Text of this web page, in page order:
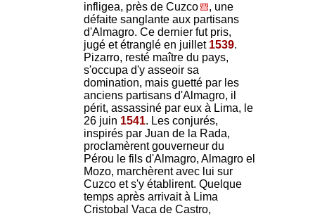
infligea, près de Cuzco
, une
défaite sanglante aux partisans
d'Almagro. Ce dernier fut pris,
jugé et étranglé en juillet 1539.
Pizarro, resté maître du pays,
s'occupa d'y asseoir sa
domination, mais guetté par les
anciens partisans d'Almagro, il
périt, assassiné par eux à Lima, le
26 juin 1541. Les conjurés,
inspirés par Juan de la Rada,
proclamèrent gouverneur du
Pérou le fils d'Almagro, Almagro el
Mozo, marchèrent avec lui sur
Cuzco et s'y établirent. Quelque
temps après arrivait à Lima
Cristobal Vaca de Castro,